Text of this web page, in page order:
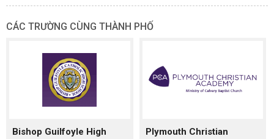
CÁC TRƯỜNG CÙNG THÀNH PHỐ
Bishop Guilfoyle High
Plymouth Christian